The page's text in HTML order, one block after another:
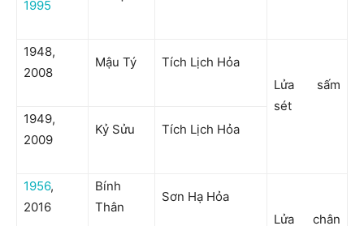
1995
1948,
2008
Mậu Tý
Tích Lịch Hỏa
Lửa sấm
sét
1949,
2009
Kỷ Sửu Tích Lịch Hỏa
1956,
2016
Bính
Thân
Sơn Hạ Hỏa
Lửa chân